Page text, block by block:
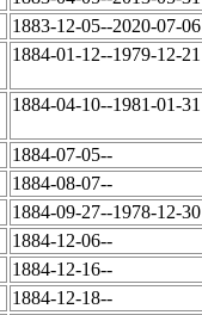
1883-12-05--2020-07-06
1884-01-12--1979-12-21
1884-04-10--1981-01-31
1884-07-05--
1884-08-07--
1884-09-27--1978-12-30
1884-12-06--
1884-12-16--
1884-12-18--